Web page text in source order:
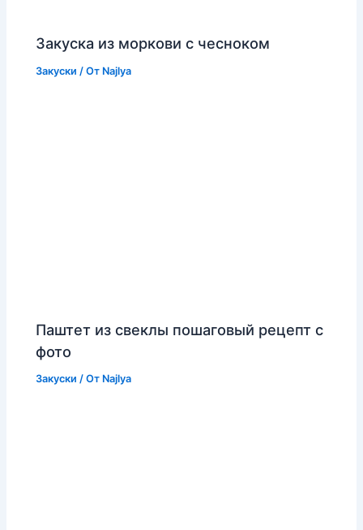
Закуска из моркови с чесноком
Закуски / От Najlya
Паштет из свеклы пошаговый рецепт с
фото
Закуски / От Najlya